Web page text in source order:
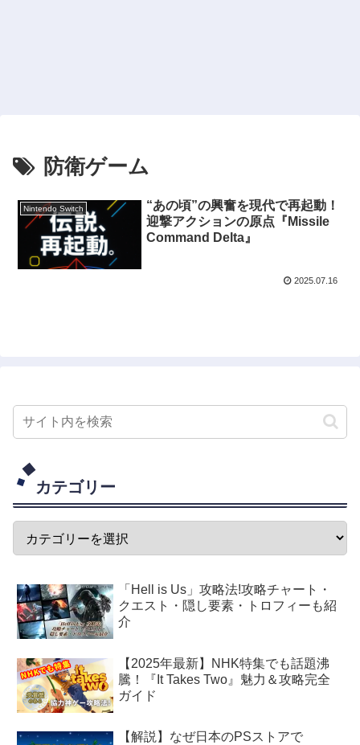
防衛ゲーム
Nintendo Switch
“あの頃”の興奮を現代で再起動！
迎撃アクションの原点『Missile
Command Delta』
2025.07.16
カテゴリー
「Hell is Us」攻略法!攻略チャート・
クエスト・隠し要素・トロフィーも紹
介
【2025年最新】NHK特集でも話題沸
騰！『It Takes Two』魅力＆攻略完全
ガイド
【解説】なぜ日本のPSストアで